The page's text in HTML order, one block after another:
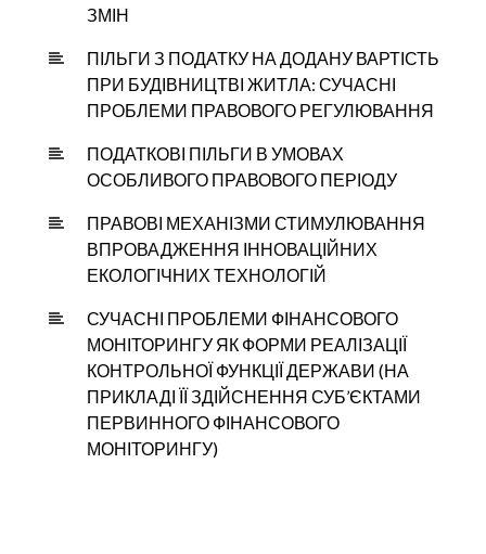
ЗМІН
ПІЛЬГИ З ПОДАТКУ НА ДОДАНУ ВАРТІСТЬ
ПРИ БУДІВНИЦТВІ ЖИТЛА: СУЧАСНІ
ПРОБЛЕМИ ПРАВОВОГО РЕГУЛЮВАННЯ
ПОДАТКОВІ ПІЛЬГИ В УМОВАХ
ОСОБЛИВОГО ПРАВОВОГО ПЕРІОДУ
ПРАВОВІ МЕХАНІЗМИ СТИМУЛЮВАННЯ
ВПРОВАДЖЕННЯ ІННОВАЦІЙНИХ
ЕКОЛОГІЧНИХ ТЕХНОЛОГІЙ
СУЧАСНІ ПРОБЛЕМИ ФІНАНСОВОГО
МОНІТОРИНГУ ЯК ФОРМИ РЕАЛІЗАЦІЇ
КОНТРОЛЬНОЇ ФУНКЦІЇ ДЕРЖАВИ (НА
ПРИКЛАДІ ЇЇ ЗДІЙСНЕННЯ СУБ’ЄКТАМИ
ПЕРВИННОГО ФІНАНСОВОГО
МОНІТОРИНГУ)